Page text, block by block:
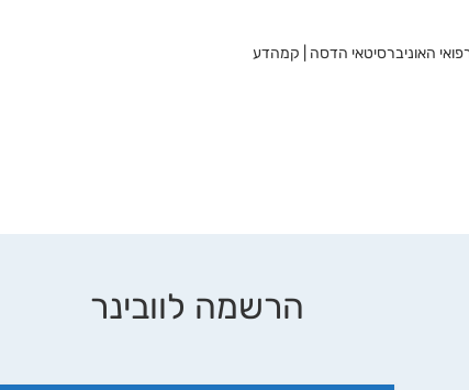
האוניברסיטאי הדסה | קמהדע
הרשמה לוובינר